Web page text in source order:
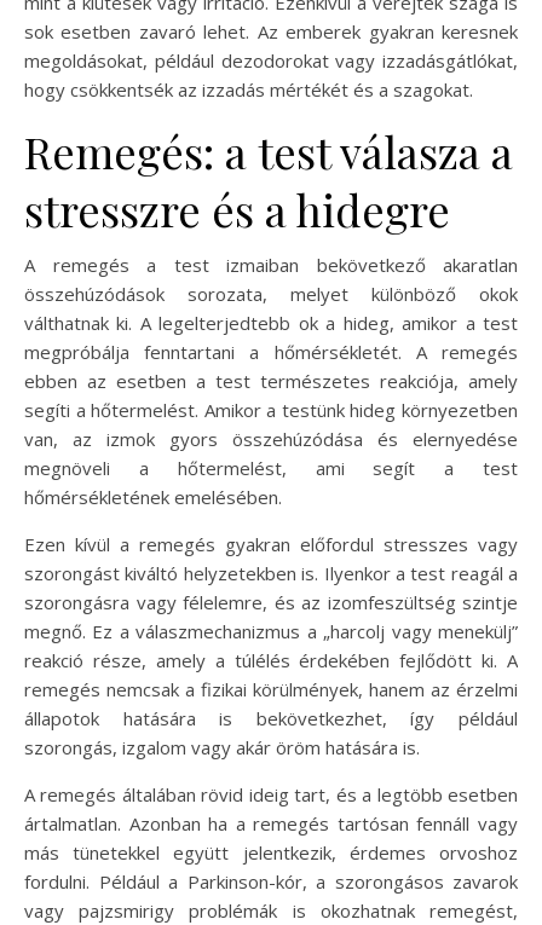
sok esetben zavaró lehet. Az emberek gyakran keresnek
megoldásokat, például dezodorokat vagy izzadásgátlókat,
hogy csökkentsék az izzadás mértékét és a szagokat.
Remegés: a test válasza a
stresszre és a hidegre
A remegés a test izmaiban bekövetkező akaratlan
összehúzódások sorozata, melyet különböző okok
válthatnak ki. A legelterjedtebb ok a hideg, amikor a test
megpróbálja fenntartani a hőmérsékletét. A remegés
ebben az esetben a test természetes reakciója, amely
segíti a hőtermelést. Amikor a testünk hideg környezetben
van, az izmok gyors összehúzódása és elernyedése
megnöveli a hőtermelést, ami segít a test
hőmérsékletének emelésében.
Ezen kívül a remegés gyakran előfordul stresszes vagy
szorongást kiváltó helyzetekben is. Ilyenkor a test reagál a
szorongásra vagy félelemre, és az izomfeszültség szintje
megnő. Ez a válaszmechanizmus a „harcolj vagy menekülj”
reakció része, amely a túlélés érdekében fejlődött ki. A
remegés nemcsak a fizikai körülmények, hanem az érzelmi
állapotok hatására is bekövetkezhet, így például
szorongás, izgalom vagy akár öröm hatására is.
A remegés általában rövid ideig tart, és a legtöbb esetben
ártalmatlan. Azonban ha a remegés tartósan fennáll vagy
más tünetekkel együtt jelentkezik, érdemes orvoshoz
fordulni. Például a Parkinson-kór, a szorongásos zavarok
vagy pajzsmirigy problémák is okozhatnak remegést,